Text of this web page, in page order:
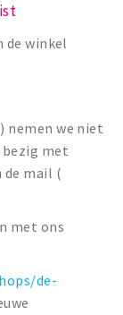
de winkel
nemen we niet
bezig met
de mail (
met ons
de-